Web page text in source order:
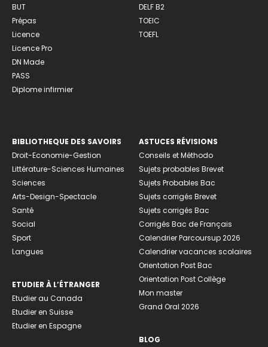
BUT
Prépas
Licence
Licence Pro
DN Made
PASS
Diplome infirmier
DELF B2
TOEIC
TOEFL
BIBLIOTHEQUE DES SAVOIRS
Droit-Economie-Gestion
Littérature-Sciences Humaines
Sciences
Arts-Design-Spectacle
Santé
Social
Sport
Langues
ETUDIER À L’ÉTRANGER
Etudier au Canada
Etudier en Suisse
Etudier en Espagne
ASTUCES RÉVISIONS
Conseils et Méthodo
Sujets probables Brevet
Sujets Probables Bac
Sujets corrigés Brevet
Sujets corrigés Bac
Corrigés Bac de Français
Calendrier Parcoursup 2026
Calendrier vacances scolaires
Orientation Post Bac
Orientation Post Collège
Mon master
Grand Oral 2026
BLOG